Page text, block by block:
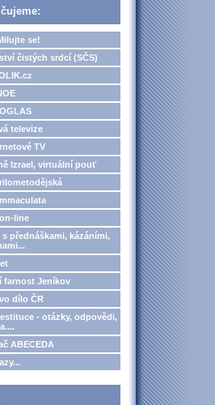
se!
čistých srdcí (SČS)
televize
TV
Izrael, virtuální pouť
line
s přednáškami, kázáními,
farnost Jeníkov
dílo ČR
- otázky, odpovědi,
ABECEDA